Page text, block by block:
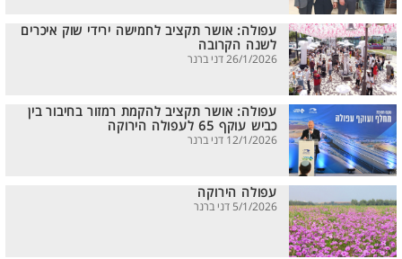
עפולה: אושר תקציב לחמישה ירידי שוק איכרים
לשנה הקרובה
26/1/2026 דני ברנר
עפולה: אושר תקציב להקמת רמזור בחיבור בין
כביש עוקף 65 לעפולה הירוקה
12/1/2026 דני ברנר
עפולה הירוקה
5/1/2026 דני ברנר